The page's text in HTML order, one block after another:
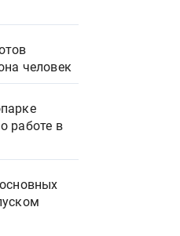
человек
работе в